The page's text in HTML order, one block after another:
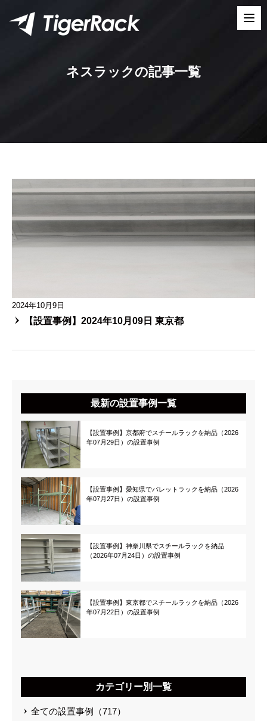
content
ネスラックの記事一覧
2024年10月9日
【設置事例】2024年10月09日 東京都
最新の設置事例一覧
【設置事例】京都府でスチールラックを納品（2026
年07月29日）の設置事例
【設置事例】愛知県でパレットラックを納品（2026
年07月27日）の設置事例
【設置事例】神奈川県でスチールラックを納品
（2026年07月24日）の設置事例
【設置事例】東京都でスチールラックを納品（2026
年07月22日）の設置事例
カテゴリー別一覧
全ての設置事例（717）